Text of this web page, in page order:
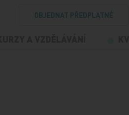
OBJEDNAT PŘEDPLATNÉ